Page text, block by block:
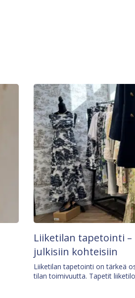
Liiketilan tapetointi
julkisiin kohteisiin
Liiketilan tapetointi on tärkeä
tilan toimivuutta. Tapetit